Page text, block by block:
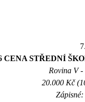
CENA STŘEDNÍ
Rovina V
20.000 Kč